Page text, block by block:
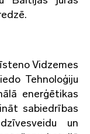
Vidzemes
Tehnoloģiju
enerģētikas
sabiedrības
un